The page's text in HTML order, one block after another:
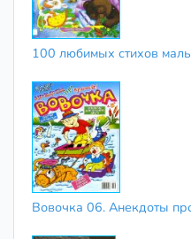
100 любимых стихов
Вовочка 06. Анекдоты